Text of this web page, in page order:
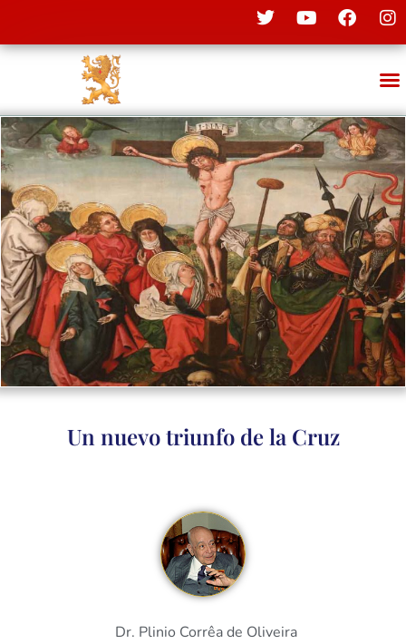
Un nuevo triunfo de la Cruz
Dr. Plinio Corrêa de Oliveira